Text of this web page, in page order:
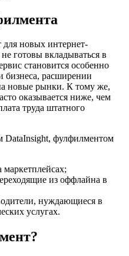
новых интернет-
готовы вкладываться в
становится особенно
бизнеса, расширении
новые рынки. К тому же,
оказывается ниже, чем
труда штатного
DataInsight, фулфилментом
из оффлайна в
нуждающиеся в
услугах.